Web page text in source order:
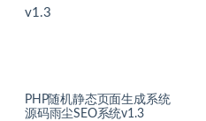
PHP随机静态页面生成系统
源码雨尘SEO系统v1.3